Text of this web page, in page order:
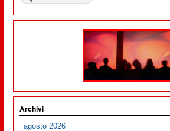
Archivi
agosto 2026